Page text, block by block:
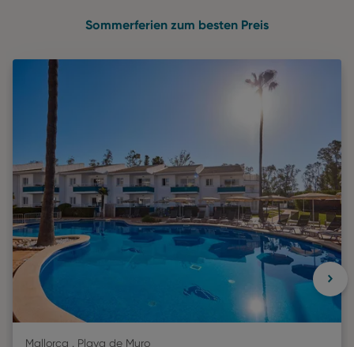
Sommerferien zum besten Preis
Mallorca . Playa de Muro